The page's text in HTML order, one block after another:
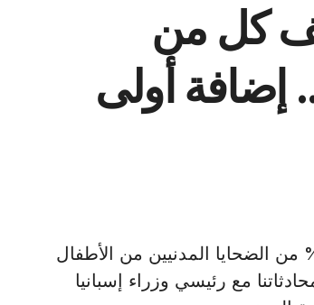
كل من
إضافة أولى
الرئيس عبد الفتاح السيسي "نحن نتحدث عن 60 إلى 70% من الضحايا المدنيين من الأطفال
مع رئيسي وزراء إسبانيا